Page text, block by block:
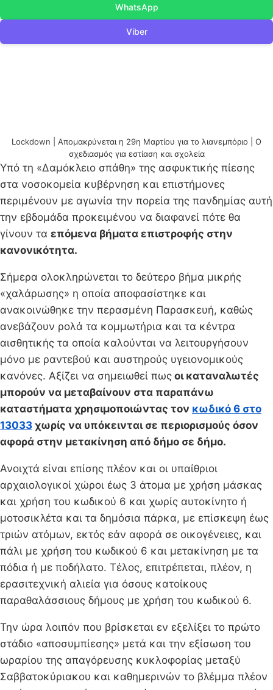
WhatsApp
Viber
Lockdown | Απομακρύνεται η 29η Μαρτίου για το λιανεμπόριο | Ο
σχεδιασμός για εστίαση και σχολεία
Υπό τη «Δαμόκλειο σπάθη» της ασφυκτικής πίεσης
στα νοσοκομεία κυβέρνηση και επιστήμονες
περιμένουν με αγωνία την πορεία της πανδημίας αυτή
την εβδομάδα προκειμένου να διαφανεί πότε θα
γίνουν τα επόμενα βήματα επιστροφής στην
κανονικότητα.
Σήμερα ολοκληρώνεται το δεύτερο βήμα μικρής
«χαλάρωσης» η οποία αποφασίστηκε και
ανακοινώθηκε την περασμένη Παρασκευή, καθώς
ανεβάζουν ρολά τα κομμωτήρια και τα κέντρα
αισθητικής τα οποία καλούνται να λειτουργήσουν
μόνο με ραντεβού και αυστηρούς υγειονομικούς
κανόνες. Αξίζει να σημειωθεί πως οι καταναλωτές
μπορούν να μεταβαίνουν στα παραπάνω
καταστήματα χρησιμοποιώντας τον κωδικό 6 στο
13033 χωρίς να υπόκεινται σε περιορισμούς όσον
αφορά στην μετακίνηση από δήμο σε δήμο.
Ανοιχτά είναι επίσης πλέον και οι υπαίθριοι
αρχαιολογικοί χώροι έως 3 άτομα με χρήση μάσκας
και χρήση του κωδικού 6 και χωρίς αυτοκίνητο ή
μοτοσικλέτα και τα δημόσια πάρκα, με επίσκεψη έως
τριών ατόμων, εκτός εάν αφορά σε οικογένειες, και
πάλι με χρήση του κωδικού 6 και μετακίνηση με τα
πόδια ή με ποδήλατο. Τέλος, επιτρέπεται, πλέον, η
ερασιτεχνική αλιεία για όσους κατοίκους
παραθαλάσσιους δήμους με χρήση του κωδικού 6.
Την ώρα λοιπόν που βρίσκεται εν εξελίξει το πρώτο
στάδιο «αποσυμπίεσης» μετά και την εξίσωση του
ωραρίου της απαγόρευσης κυκλοφορίας μεταξύ
Σαββατοκύριακου και καθημερινών το βλέμμα πλέον